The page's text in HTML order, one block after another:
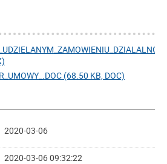
(68.50 KB, DOC)
2020-03-06
2020-03-06 09:32:22